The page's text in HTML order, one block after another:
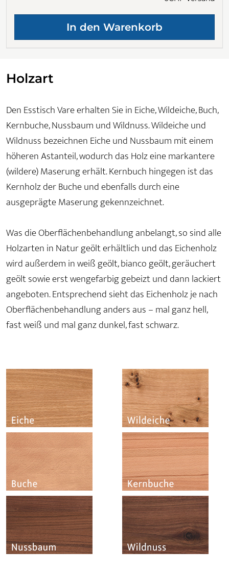
Holzart
Den Esstisch Vare erhalten Sie in Eiche, Wildeiche, Buch,
Kernbuche, Nussbaum und Wildnuss. Wildeiche und
Wildnuss bezeichnen Eiche und Nussbaum mit einem
höheren Astanteil, wodurch das Holz eine markantere
(wildere) Maserung erhält. Kernbuch hingegen ist das
Kernholz der Buche und ebenfalls durch eine
ausgeprägte Maserung gekennzeichnet.
Was die Oberflächenbehandlung anbelangt, so sind alle
Holzarten in Natur geölt erhältlich und das Eichenholz
wird außerdem in weiß geölt, bianco geölt, geräuchert
geölt sowie erst wengefarbig gebeizt und dann lackiert
angeboten. Entsprechend sieht das Eichenholz je nach
Oberflächenbehandlung anders aus – mal ganz hell,
fast weiß und mal ganz dunkel, fast schwarz.